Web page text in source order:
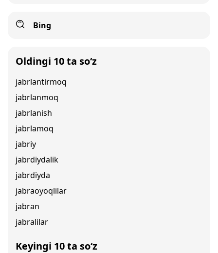
Bing
Oldingi 10 ta so‘z
jabrlantirmoq
jabrlanmoq
jabrlanish
jabrlamoq
jabriy
jabrdiydalik
jabrdiyda
jabraoyoqlilar
jabran
jabralilar
Keyingi 10 ta so‘z